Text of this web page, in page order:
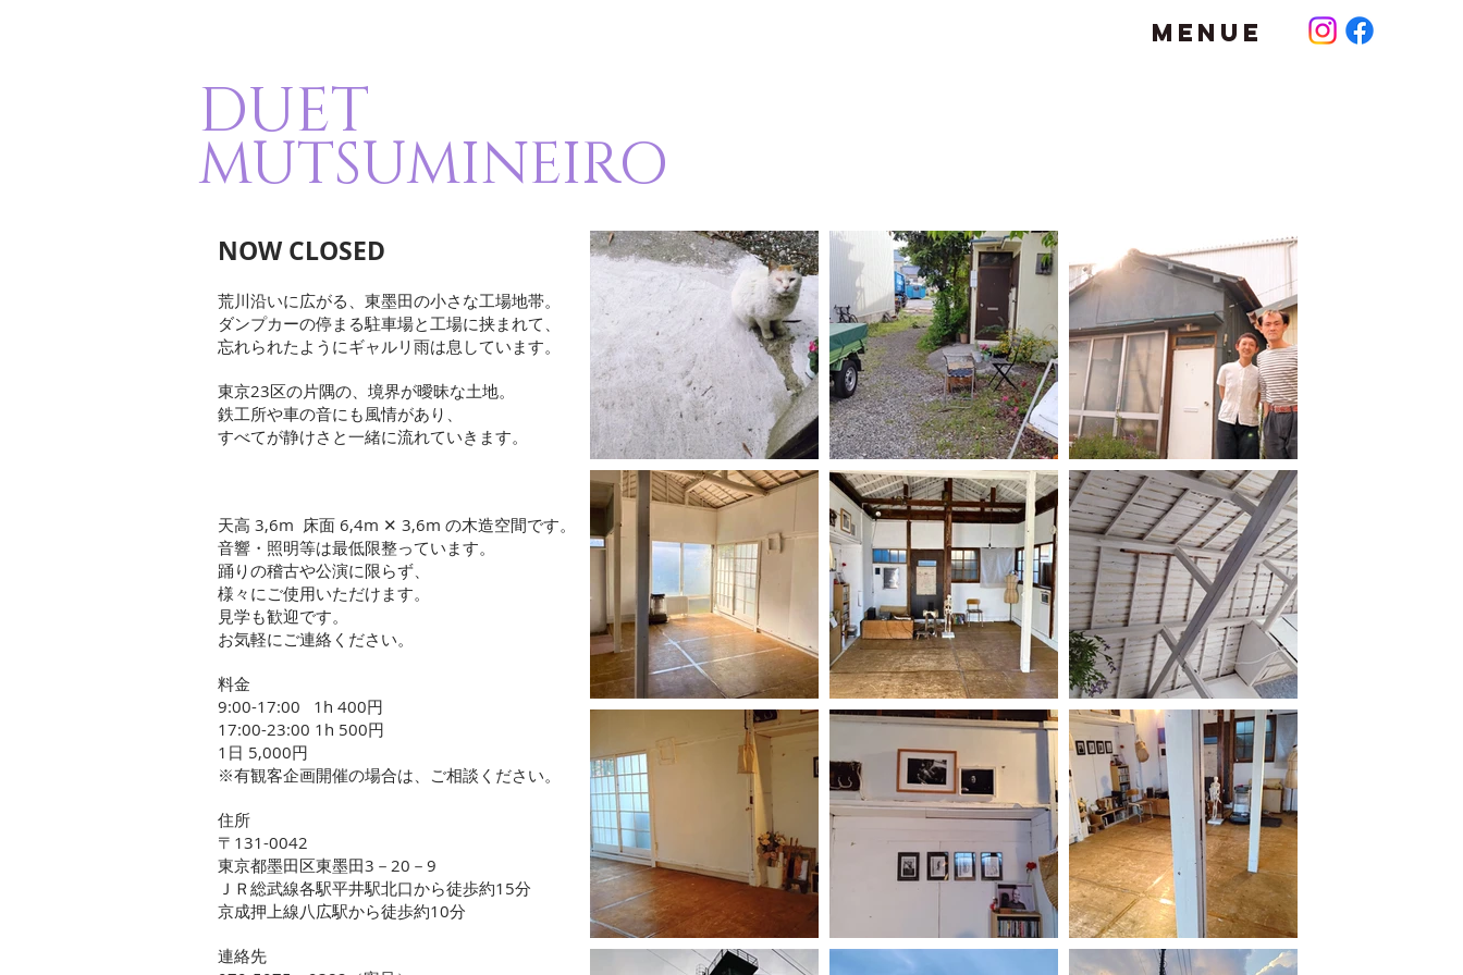
MENUE
DUET
MUTSUMINEIRO
NOW CLOSED
荒川沿いに広がる、東墨田の小さな工場地帯。
ダンプカーの停まる駐車場と工場に挟まれて、
忘れられたようにギャルリ雨は息しています。
東京23区の片隅の、境界が曖昧な土地。
鉄工所や車の音にも風情があり、
すべてが静けさと一緒に流れていきます。
天高 3,6m 床面 6,4m ✕ 3,6m の木造空間です。
音響・照明等は最低限整っています。
踊りの稽古や公演に限らず、
様々にご使用いただけます。
見学も歓迎です。
お気軽にご連絡ください。
料金
9:00-17:00 1h 400円
17:00-23:00 1h 500円
1日 5,000円
​※有観客企画開催の場合は、ご相談ください。
​住所
〒131-0042
東京都墨田区東墨田3－20－9
ＪＲ総武線各駅平井駅北口から徒歩約15分
京成押上線八広駅から徒歩約10分
連絡先